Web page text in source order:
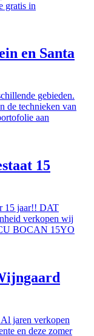
gratis in
en Santa
gebieden.
de technieken van
aan
15
15 jaar!! DAT
verkopen wij
BOCAN 15YO
jaren verkopen
en deze zomer